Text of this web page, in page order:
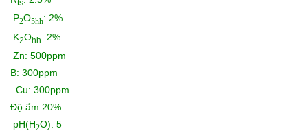
ts
P2O5hh: 2%
K2Ohh: 2%
Zn: 500ppm
B: 300ppm
Cu: 300ppm
Độ ẩm 20%
pH(H2O): 5